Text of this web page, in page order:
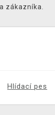
zákazníka.
Hlídací pes